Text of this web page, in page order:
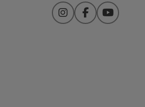
InstagramFacebookYouTube